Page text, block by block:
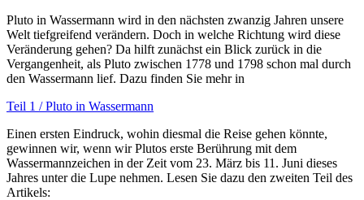
Pluto in Wassermann wird in den nächsten zwanzig Jahren unsere
Welt tiefgreifend verändern. Doch in welche Richtung wird diese
Veränderung gehen? Da hilft zunächst ein Blick zurück in die
Vergangenheit, als Pluto zwischen 1778 und 1798 schon mal durch
den Wassermann lief. Dazu finden Sie mehr in
Teil 1 / Pluto in Wassermann
Einen ersten Eindruck, wohin diesmal die Reise gehen könnte,
gewinnen wir, wenn wir Plutos erste Berührung mit dem
Wassermannzeichen in der Zeit vom 23. März bis 11. Juni dieses
Jahres unter die Lupe nehmen. Lesen Sie dazu den zweiten Teil des
Artikels: